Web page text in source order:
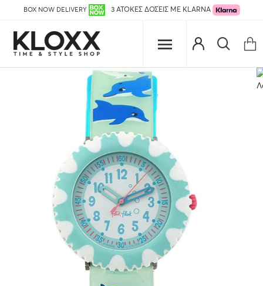
BOX NOW DELIVERY 3 ΑΤΟΚΕΣ ΔΟΣΕΙΣ ΜΕ KLARNA